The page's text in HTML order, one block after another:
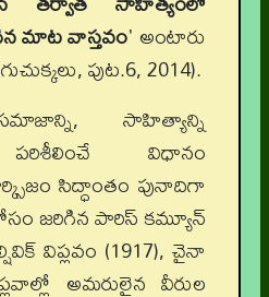
మాట వాస్తవం' అంటారు
పుట.6, 2014).
సాహిత్యాన్ని
పరిశీలించే విధానం
సిద్ధాంతం పునాదిగా
జరిగిన పారిస్ కమ్యూన్
విప్లవం (1917), చైనా
అమరులైన వీరుల